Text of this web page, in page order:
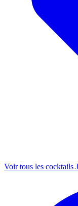
Voir tous les cocktails